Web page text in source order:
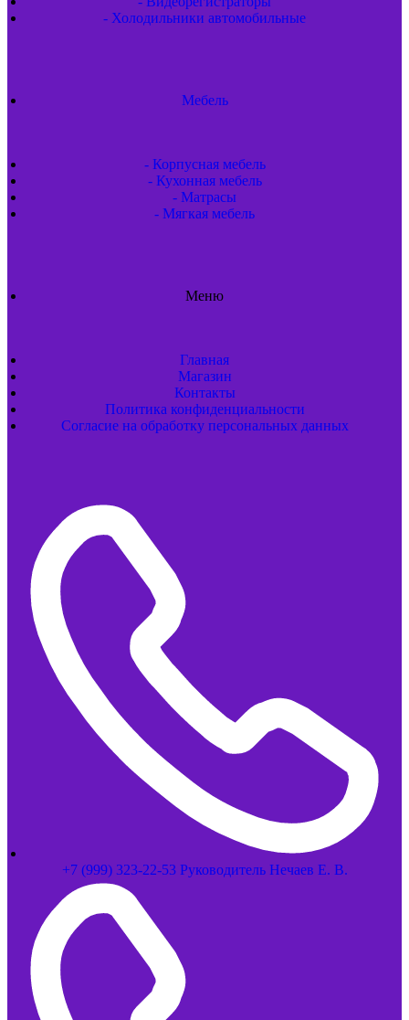
- Холодильники автомобильные
Мебель
- Корпусная мебель
- Кухонная мебель
- Матрасы
- Мягкая мебель
Меню
Главная
Магазин
Контакты
Политика конфиденциальности
Согласие на обработку персональных данных
+7 (999) 323-22-53 Руководитель Нечаев Е. В.